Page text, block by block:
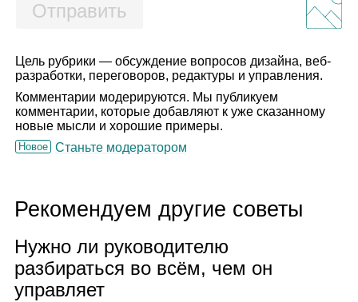
Отправить
Цель рубрики — обсуждение вопросов дизайна, веб-
разработки, переговоров, редактуры и управления.
Комментарии модерируются. Мы публикуем
комментарии, которые добавляют к уже сказанному
новые мысли и хорошие примеры.
Новое Станьте модератором
Рекомендуем другие советы
Нужно ли руко­во­ди­телю
раз­би­раться во всём, чем он
управ­ляет